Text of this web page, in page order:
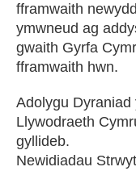
fframwaith
ymwneud ag
gwaith Gyrfa
fframwaith hwn.
Adolygu Dyraniad
Llywodraeth
gyllideb.
Newidiadau